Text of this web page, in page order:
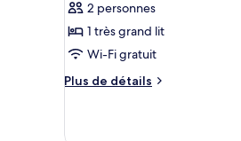
type
de
chambre :
Chambre
2 personnes
1 très grand lit
Wi-Fi gratuit
Plus de détails
Plus